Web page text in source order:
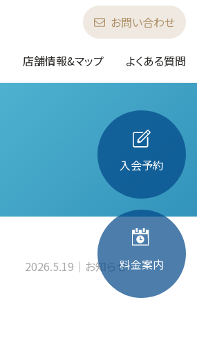
店舗情報&マップ よくある質問
お問い合わせ
2026.5.19 お知らせ
入会予約
料金案内